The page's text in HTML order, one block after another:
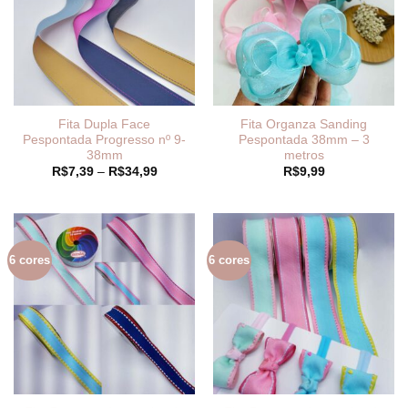
Fita Dupla Face
Pespontada Progresso nº 9-
38mm
R$7,39 – R$34,99Faixa
Fita Organza Sanding
Pespontada 38mm – 3
metros
R$9,99
6 cores 6 cores